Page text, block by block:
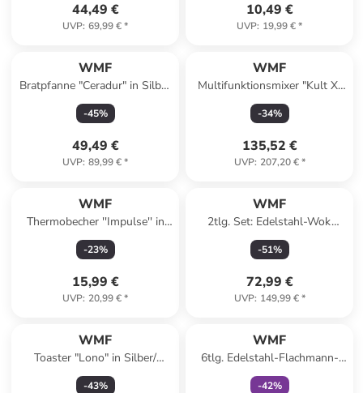
44,49 €
UVP: 69,99 €*
10,49 €
UVP: 19,99 €*
WMF
Bratpfanne "Ceradur" in Silber
- Ø 28 cm
-45%
49,49 €
UVP: 89,99 €*
WMF
Multifunktionsmixer "Kult X"
in Silber/ Schwarz
-34%
135,52 €
UVP: 207,20 €*
WMF
Thermobecher ''Impulse'' in
Silber - 300 ml
-23%
15,99 €
UVP: 20,99 €*
WMF
2tlg. Set: Edelstahl-Wok
"Macao" - Ø 36 cm
-51%
72,99 €
UVP: 149,99 €*
WMF
Toaster "Lono" in Silber/
Schwarz
-43%
WMF
6tlg. Edelstahl-Flachmann-
Set "Manhattan"
-42%